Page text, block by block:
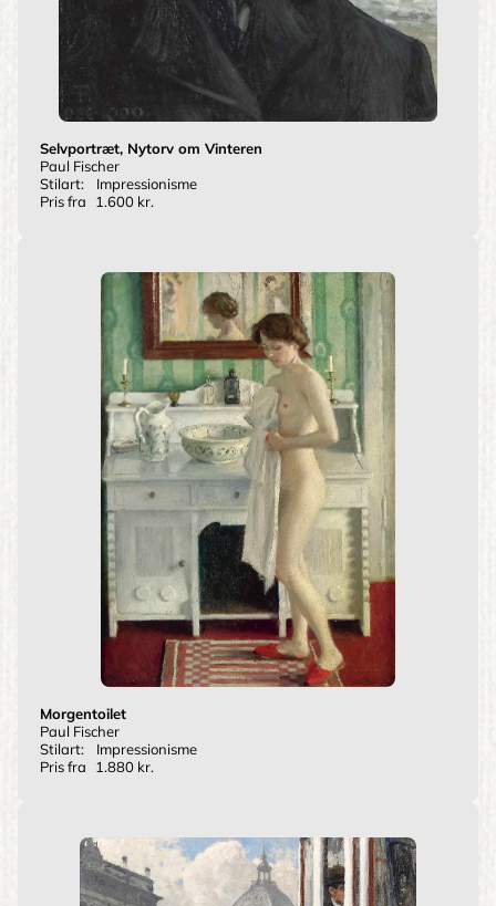
Selvportræt, Nytorv om Vinteren
Paul Fischer
Stilart:
Impressionisme
Pris fra
1.600 kr.
Morgentoilet
Paul Fischer
Stilart:
Impressionisme
Pris fra
1.880 kr.